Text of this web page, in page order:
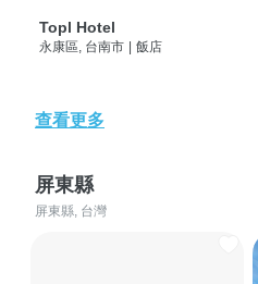
Topl Hotel
永康區, 台南市 | 飯店
查看更多
屏東縣
屏東縣, 台灣